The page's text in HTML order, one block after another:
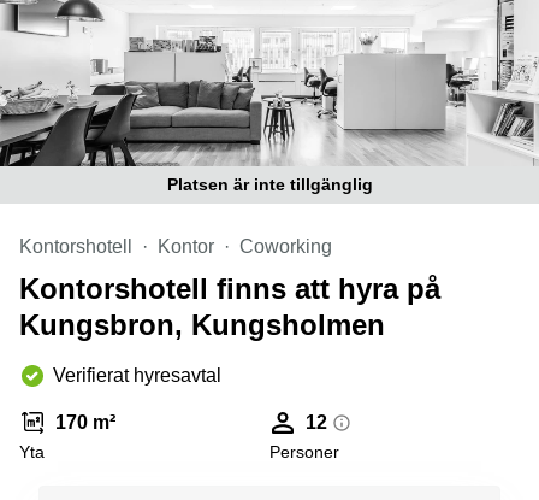
Platsen är inte tillgänglig
Kontorshotell Kontor Coworking
Kontorshotell finns att hyra på
Kungsbron, Kungsholmen
Verifierat hyresavtal
170 m²
Yta
12
Personer